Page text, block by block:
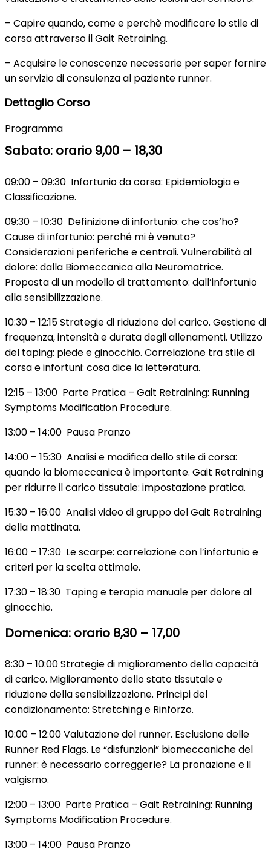
– Capire quando, come e perchè modificare lo stile di
corsa attraverso il Gait Retraining.
– Acquisire le conoscenze necessarie per saper fornire
un servizio di consulenza al paziente runner.
Dettaglio Corso
Programma
Sabato: orario 9,00 – 18,30
09:00 – 09:30 Infortunio da corsa: Epidemiologia e
Classificazione.
09:30 – 10:30 Definizione di infortunio: che cos’ho?
Cause di infortunio: perché mi è venuto?
Considerazioni periferiche e centrali. Vulnerabilità al
dolore: dalla Biomeccanica alla Neuromatrice.
Proposta di un modello di trattamento: dall’infortunio
alla sensibilizzazione.
10:30 – 12:15 Strategie di riduzione del carico. Gestione di
frequenza, intensità e durata degli allenamenti. Utilizzo
del taping: piede e ginocchio. Correlazione tra stile di
corsa e infortuni: cosa dice la letteratura.
12:15 – 13:00 Parte Pratica – Gait Retraining: Running
Symptoms Modification Procedure.
13:00 – 14:00 Pausa Pranzo
14:00 – 15:30 Analisi e modifica dello stile di corsa:
quando la biomeccanica è importante. Gait Retraining
per ridurre il carico tissutale: impostazione pratica.
15:30 – 16:00 Analisi video di gruppo del Gait Retraining
della mattinata.
16:00 – 17:30 Le scarpe: correlazione con l’infortunio e
criteri per la scelta ottimale.
17:30 – 18:30 Taping e terapia manuale per dolore al
ginocchio.
Domenica: orario 8,30 – 17,00
8:30 – 10:00 Strategie di miglioramento della capacità
di carico. Miglioramento dello stato tissutale e
riduzione della sensibilizzazione. Principi del
condizionamento: Stretching e Rinforzo.
10:00 – 12:00 Valutazione del runner. Esclusione delle
Runner Red Flags. Le “disfunzioni” biomeccaniche del
runner: è necessario correggerle? La pronazione e il
valgismo.
12:00 – 13:00 Parte Pratica – Gait Retraining: Running
Symptoms Modification Procedure.
13:00 – 14:00 Pausa Pranzo